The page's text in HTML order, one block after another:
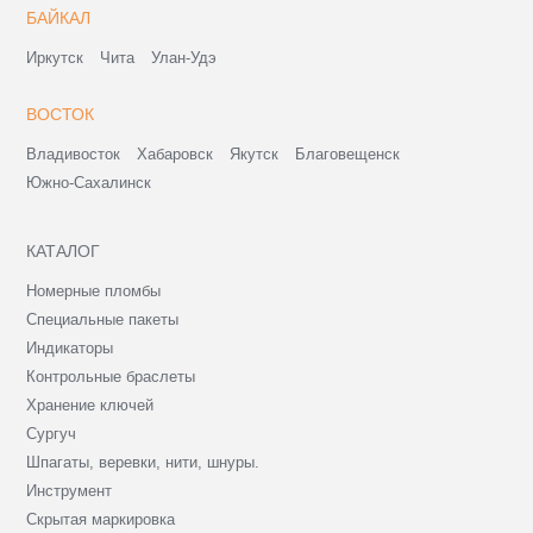
БАЙКАЛ
Иркутск Чита Улан-Удэ
ВОСТОК
Владивосток Хабаровск Якутск
Благовещенск
Южно-Сахалинск
КАТАЛОГ
Номерные пломбы
Специальные пакеты
Индикаторы
Контрольные браслеты
Хранение ключей
Сургуч
Шпагаты, веревки, нити, шнуры.
Инструмент
Скрытая маркировка